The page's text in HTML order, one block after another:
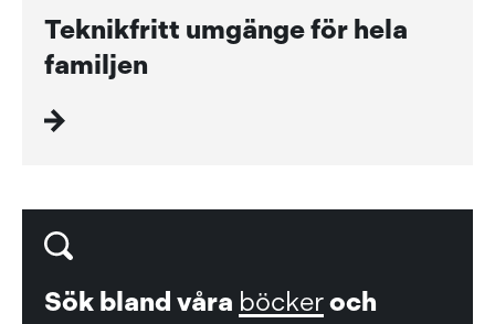
Teknikfritt umgänge för hela
familjen
Sök bland våra böckeroch